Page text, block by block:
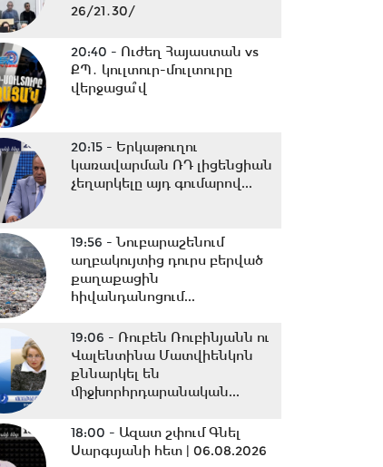
26/21․30/
20:40 - Ուժեղ Հայաստան vs
ՔՊ․ կուլտուր-մուլտուրը
վերջացա՞վ
20:15 - Երկաթուղու
կառավարման ՌԴ լիցենցիան
չեղարկելը այդ գումարով...
19:56 -Նուբարաշենում
աղբակույտից դուրս բերված
քաղաքացին
հիվանդանոցում...
19:06 - Ռուբեն Ռուբինյանն ու
Վալենտինա Մատվիենկոն
քննարկել են
միջխորհրդարանական...
18:00 - Ազատ շփում Գնել
Սարգսյանի հետ | 06.08.2026